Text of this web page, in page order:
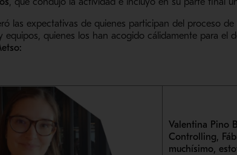
las expectativas de quienes participan del proceso
equipos, quienes los han acogido cálidamente para
Valentina Pino
Controlling,
muchísimo,